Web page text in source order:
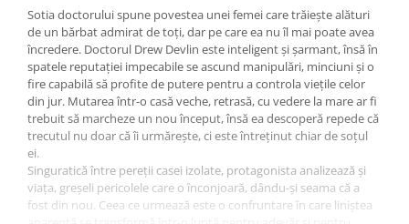
Penare neechipate
Penare tip etui
Acuarele și pensule școlare
Acuarele școlare și Tempera
Pensule școlare
Pahare și palete pictură
Cărți
Cărți pentru copii
Cărți de colorat
Sotia doctorului spune povestea unei femei care trăiește alături
de un bărbat admirat de toți, dar pe care ea nu îl mai poate avea
încredere. Doctorul Drew Devlin este inteligent și șarmant, însă în
spatele reputației impecabile se ascund manipulări, minciuni și o
fire capabilă să profite de putere pentru a controla viețile celor
din jur. Mutarea într-o casă veche, retrasă, cu vedere la mare ar fi
trebuit să marcheze un nou început, însă ea descoperă repede că
trecutul nu doar că îi urmărește, ci este întreținut chiar de soțul
ei.
Singuratică între pereții casei izolate, protagonista analizează și
viața, greșeli pericolele care o înconjoară, dându-și seama că a
fost din nou. Ceea ce urmează este o confruntare în care liniștea